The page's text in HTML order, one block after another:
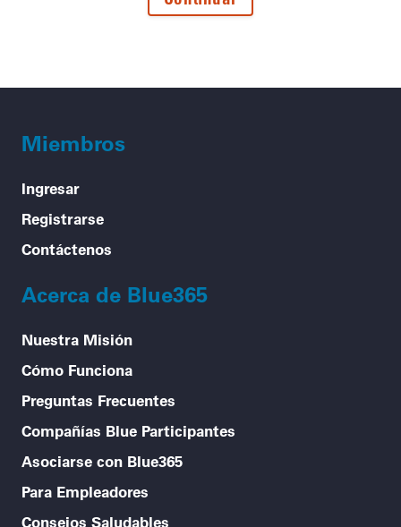
Miembros
Ingresar
Registrarse
Contáctenos
Acerca de Blue365
Nuestra Misión
Cómo Funciona
Preguntas Frecuentes
Compañías Blue Participantes
Asociarse con Blue365
Para Empleadores
Consejos Saludables